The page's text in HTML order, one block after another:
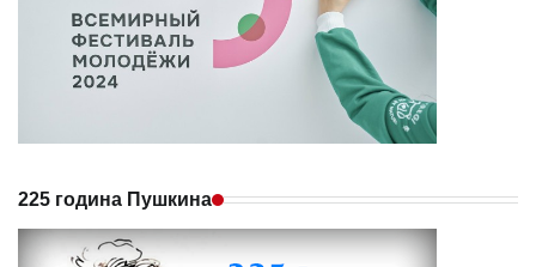
225 година Пушкина